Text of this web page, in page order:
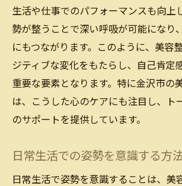
新しい自分を手に入れるた
美容整体がもたらす自己変
姿勢改善と美容効果金沢市の美
理由
美容整体が金沢市で人気な
姿勢改善による美容効果の
金沢市の美容整体サロンが選
姿勢改善がもたらす美と健康
生活や仕事でのパフォーマンスも向上
勢が整うことで深い呼吸が可能になり
にもつながります。このように、美容
ジティブな変化をもたらし、自己肯定
重要な要素となります。特に金沢市の
は、こうした心のケアにも注目し、ト
のサポートを提供しています。
日常生活での姿勢を意識する方
日常生活で姿勢を意識することは、美